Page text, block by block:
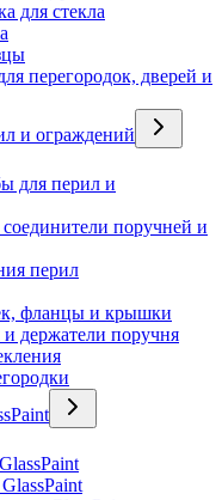
для стекла
перегородок, дверей и
и ограждений
для перил и
поручней и
перил
фланцы и крышки
держатели поручня